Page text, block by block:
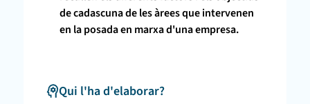
de cadascuna de les àrees que intervenen
en la posada en marxa d'una empresa.
Qui l'ha d'elaborar?